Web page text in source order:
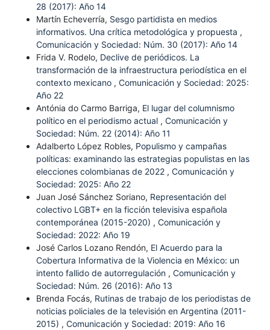
28 (2017): Año 14
Martín Echeverría, Sesgo partidista en medios
informativos. Una crítica metodológica y propuesta ,
Comunicación y Sociedad: Núm. 30 (2017): Año 14
Frida V. Rodelo, Declive de periódicos. La
transformación de la infraestructura periodística en el
contexto mexicano , Comunicación y Sociedad: 2025:
Año 22
Antónia do Carmo Barriga, El lugar del columnismo
político en el periodismo actual , Comunicación y
Sociedad: Núm. 22 (2014): Año 11
Adalberto López Robles, Populismo y campañas
políticas: examinando las estrategias populistas en las
elecciones colombianas de 2022 , Comunicación y
Sociedad: 2025: Año 22
Juan José Sánchez Soriano, Representación del
colectivo LGBT+ en la ficción televisiva española
contemporánea (2015-2020) , Comunicación y
Sociedad: 2022: Año 19
José Carlos Lozano Rendón, El Acuerdo para la
Cobertura Informativa de la Violencia en México: un
intento fallido de autorregulación , Comunicación y
Sociedad: Núm. 26 (2016): Año 13
Brenda Focás, Rutinas de trabajo de los periodistas de
noticias policiales de la televisión en Argentina (2011-
2015) , Comunicación y Sociedad: 2019: Año 16